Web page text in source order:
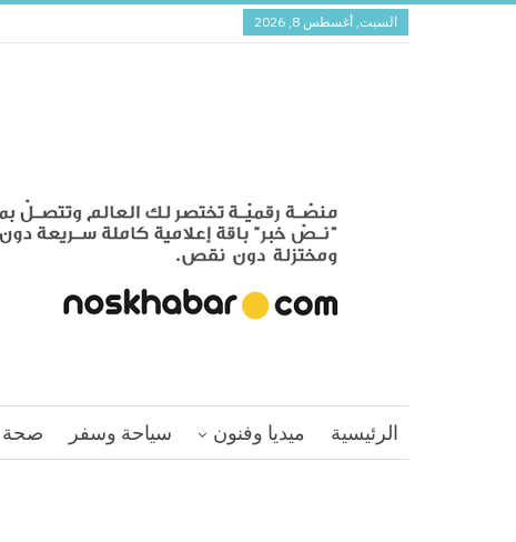
السبت, أغسطس 8, 2026
الرئيسية ميديا وفنون سياحة وسفر صحة